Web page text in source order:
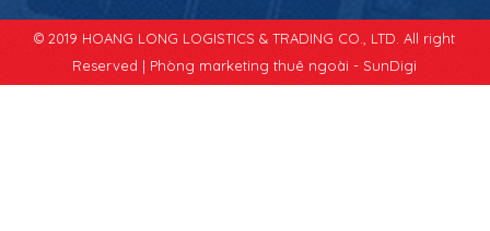
© 2019 HOANG LONG LOGISTICS & TRADING CO., LTD. All right
Reserved | Phòng marketing thuê ngoài - SunDigi